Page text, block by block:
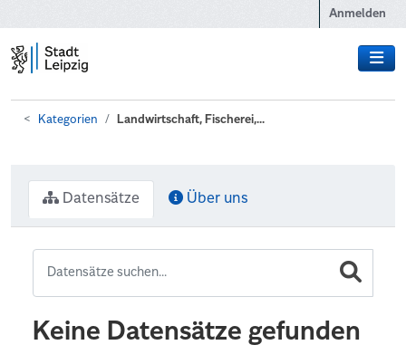
Anmelden
Kategorien Landwirtschaft, Fischerei,...
Datensätze Über uns
Keine Datensätze gefunden